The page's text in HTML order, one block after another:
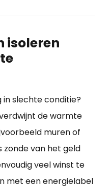
isoleren
in slechte conditie?
de warmte
muren of
zonde van het geld
veel winst te
met een energielabel